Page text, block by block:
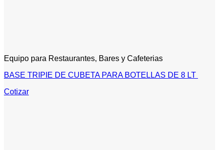
Equipo para Restaurantes, Bares y Cafeterias
BASE TRIPIE DE CUBETA PARA BOTELLAS DE 8 LT
Cotizar